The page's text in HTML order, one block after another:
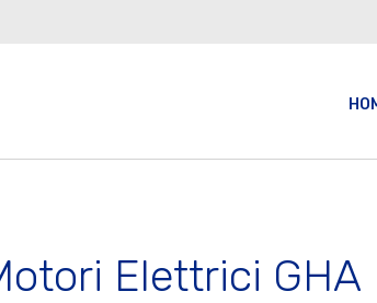
Elettrici GHA